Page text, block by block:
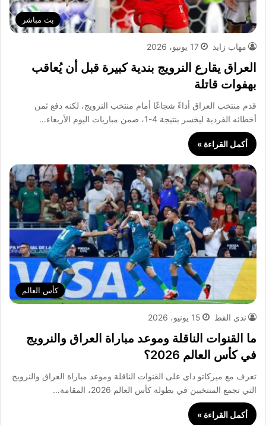
بث مباشر
مهاب زايد 17 يونيو، 2026
العراق يقارع النرويج بندية كبيرة قبل أن يُعاقب
بهفوات قاتلة
قدم منتخب العراق أداءً شجاعًا أمام منتخب النرويج، لكنه دفع ثمن
أخطائه الفردية ليخسر بنتيجة 4-1، ضمن مباريات اليوم الأربعاء…
أكمل القراءة »
كأس العالم
ندى القط 15 يونيو، 2026
ما القنوات الناقلة وموعد مباراة العراق والنرويج
في كأس العالم 2026؟
تعرف مع ميركاتو داي على القنوات الناقلة وموعد مباراة العراق والنرويج
التي تجمع المنتخبين في بطولة كأس العالم 2026، المقامة…
أكمل القراءة »